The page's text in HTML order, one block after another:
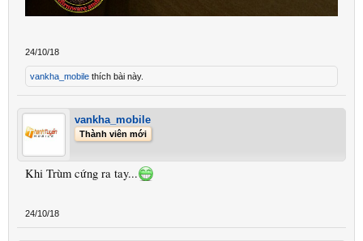
24/10/18
vankha_mobile thích bài này.
vankha_mobile
Thành viên mới
Khi Trùm cứng ra tay...
24/10/18